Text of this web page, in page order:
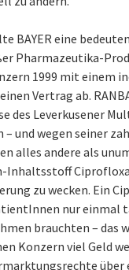
BAYER eine
Pharmazeutika-
1999 mit einem
Vertrag ab.
des Leverkusener
– und wegen seiner
alles andere als
Inhaltsstoff
zu wecken. Ein
nur einmal
brauchten – das
Konzern viel Geld
über